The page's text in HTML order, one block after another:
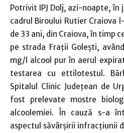
Potrivit IPJ Dolj, azi-noapte, în
cadrul Biroului Rutier Craiova
de 33 ani, din Craiova, în timp
pe strada Fraţii Goleşti,
mg/l alcool pur în aerul
testarea cu ettilotestul.
Spitalul Clinic Județean de
fost prelevate mostre
alcoolemiei. În cauză s-a
aspectul săvârșirii infracțiunii